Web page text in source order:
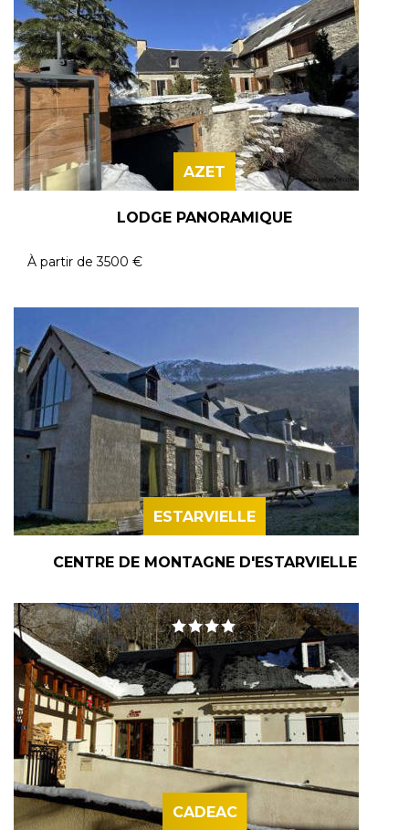
AZET
LODGE PANORAMIQUE
À partir de3500 €
ESTARVIELLE
CENTRE DE MONTAGNE D'ESTARVIELLE
CADEAC